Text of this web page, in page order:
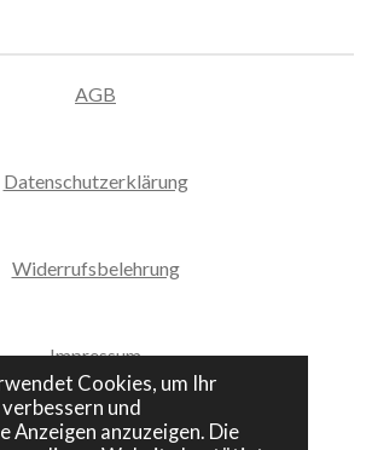
Cookies, um Ihr
und
Anzeigen anzuzeigen. Die
AGB
Datenschutzerklärung
Widerrufsbelehrung
Impressum